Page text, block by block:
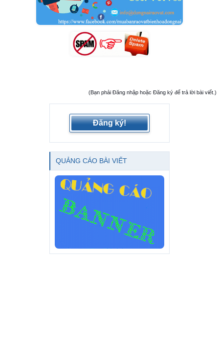
(Bạn phải Đăng nhập hoặc Đăng ký để trả lời bài viết.)
Đăng ký!
QUẢNG CÁO BÀI VIẾT